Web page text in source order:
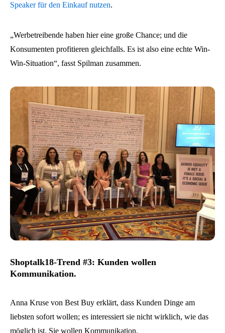
Speaker für den Einkauf nutzen.
„Werbetreibende haben hier eine große Chance; und die
Konsumenten profitieren gleichfalls. Es ist also eine echte Win-
Win-Situation“, fasst Spilman zusammen.
Shoptalk18-Trend #3: Kunden wollen
Kommunikation.
Anna Kruse von Best Buy erklärt, dass Kunden Dinge am
liebsten sofort wollen; es interessiert sie nicht wirklich, wie das
möglich ist. Sie wollen Kommunikation.